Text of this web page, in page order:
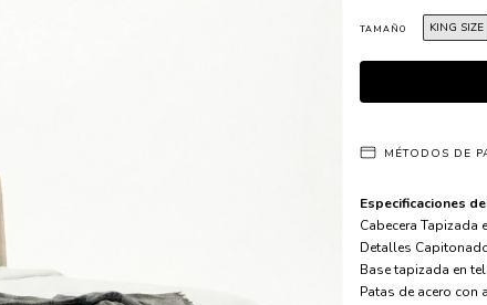
TAMAÑO KING SIZE
MÉTODOS DE
Especificaciones
Cabecera Tapizada
Detalles
Base tapizada en
Patas de acero con